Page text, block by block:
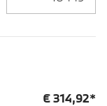
€314,92*